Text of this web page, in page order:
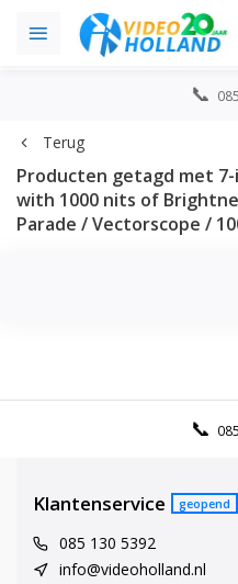
Terug
Producten getagd met 7-
with 1000 nits of
Parade / Vectorscope /
Klantenservice geopend
085 130 5392
info@videoholland.nl